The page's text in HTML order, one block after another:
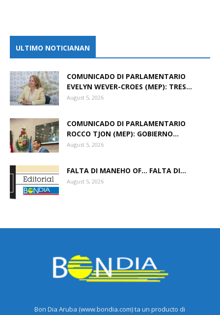
ULTIMO NOTICIANAN
COMUNICADO DI PARLAMENTARIO
EVELYN WEVER-CROES (MEP): TRES...
August 5, 2026
COMUNICADO DI PARLAMENTARIO
ROCCO TJON (MEP): GOBIERNO...
August 5, 2026
FALTA DI MANEHO OF… FALTA DI...
August 5, 2026
Bon Dia Aruba (www.bondia.com) ta un producto di